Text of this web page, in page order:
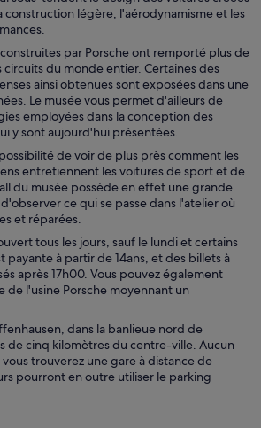
construction légère, l'aérodynamisme et les
par Porsche ont remporté plus de
du monde entier. Certaines des
ainsi obtenues sont exposées dans une
Le musée vous permet d'ailleurs de
employées dans la conception des
y sont aujourd'hui présentées.
de voir de plus près comment les
entretiennent les voitures de sport et de
du musée possède en effet une grande
ce qui se passe dans l'atelier où
et réparées.
tous les jours, sauf le lundi et certains
payante à partir de 14ans, et des billets à
après 17h00. Vous pouvez également
de l'usine Porsche moyennant un
dans la banlieue nord de
de cinq kilomètres du centre-ville. Aucun
trouverez une gare à distance de
pourront en outre utiliser le parking